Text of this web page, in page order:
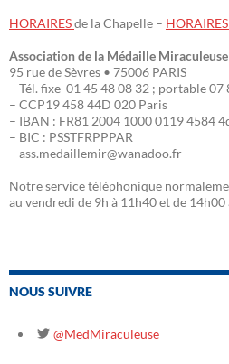
HORAIRESde la Chapelle – HORAIRES
Association de la Médaille Miraculeuse
95 rue de Sèvres • 75006 PARIS
– Tél. fixe 01 45 48 08 32 ; portable 07
– CCP19 458 44D 020 Paris
– IBAN : FR81 2004 1000 0119 4584
– BIC : PSSTFRPPPAR
– ass.medaillemir@wanadoo.fr
Notre service téléphonique
au vendredi de 9h à 11h40 et de
NOUS SUIVRE
@MedMiraculeuse